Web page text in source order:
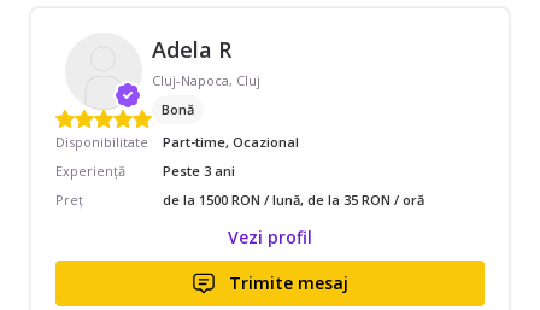
Adela R
Cluj-Napoca, Cluj
Bonă
Disponibilitate
Part-time, Ocazional
Experiență
Peste 3 ani
Preț
de la 1500 RON / lună, de la 35 RON / oră
Vezi profil
Trimite mesaj